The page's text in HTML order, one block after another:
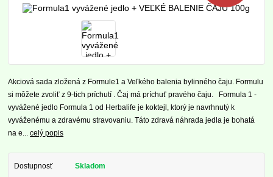
Akciová sada zložená z Formule1 a Veľkého balenia bylinného čaju. Formulu
si môžete zvoliť z 9-tich príchutí . Čaj má príchuť pravého čaju. Formula 1 -
vyvážené jedlo Formula 1 od Herbalife je koktejl, ktorý je navrhnutý k
vyváženému a zdravému stravovaniu. Táto zdravá náhrada jedla je bohatá
na e...celý popis
Dostupnosť Skladom